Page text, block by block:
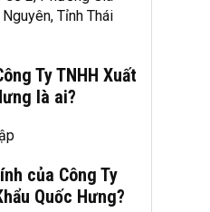
Tỉnh Thái
Ty TNHH Xuất
là ai?
của Công Ty
Quốc Hưng?